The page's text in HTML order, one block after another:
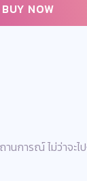
BUY NOW
นการณ์ ไม่ว่าจะไ